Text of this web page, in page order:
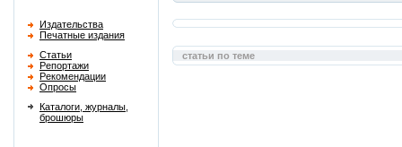
Издательства
Печатные издания
Статьи
Репортажи
Рекомендации
Опросы
Каталоги, журналы,
брошюры
статьи по теме